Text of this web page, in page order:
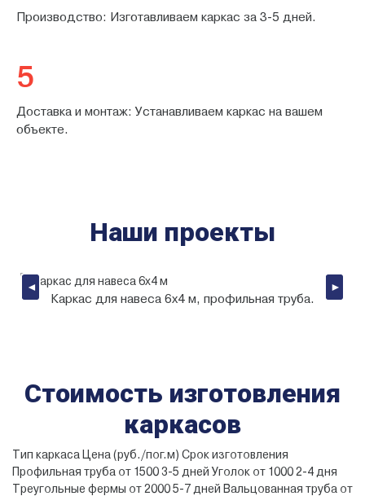
Производство: Изготавливаем каркас за 3-5 дней.
5
Доставка и монтаж: Устанавливаем каркас на вашем
объекте.
Наши проекты
Каркас для навеса 6х4 м, профильная труба.
◄ ►
Стоимость изготовления
каркасов
Тип каркаса Цена (руб./пог.м) Срок изготовления
Профильная труба от 1500 3-5 дней Уголок от 1000 2-4 дня
Треугольные фермы от 2000 5-7 дней Вальцованная труба от